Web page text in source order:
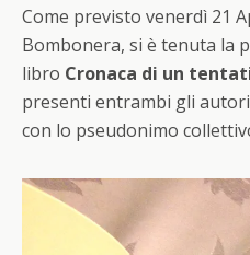
Come previsto venerdì 21
Bombonera, si è tenuta la
libro Cronaca di un
presenti entrambi gli
con lo pseudonimo